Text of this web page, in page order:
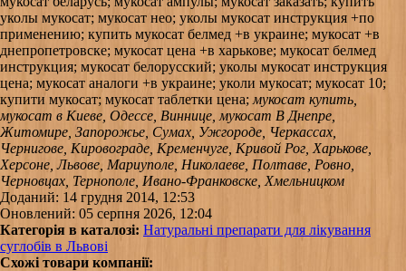
уколы мукосат; мукосат нео; уколы мукосат инструкция +по
применению; купить мукосат белмед +в украине; мукосат +в
днепропетровске; мукосат цена +в харькове; мукосат белмед
инструкция; мукосат белорусский; уколы мукосат инструкция
цена; мукосат аналоги +в украине; уколи мукосат; мукосат 10;
купити мукосат; мукосат таблетки цена; мукосат купить,
мукосат в Киеве, Одессе, Виннице, мукосат В Днепре,
Житомире, Запорожье, Сумах, Ужгороде, Черкассах,
Чернигове, Кировограде, Кременчуге, Кривой Рог, Харькове,
Херсоне, Львове, Мариуполе, Николаеве, Полтаве, Ровно,
Черновцах, Тернополе, Ивано-Франковске, Хмельницком
Доданий: 14 грудня 2014, 12:53
Оновлений: 05 серпня 2026, 12:04
Категорія в каталозі: Натуральні препарати для лікування
суглобів в Львові
Схожі товари компанії: